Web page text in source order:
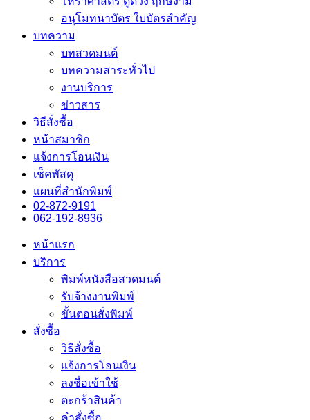
อนุโมทนาบัตร ใบบัตรสำคัญ
บทความ
บทสวดมนต์
บทความสาระทั่วไป
งานบริการ
ข่าวสาร
วิธีสั่งซื้อ
หน้าสมาชิก
แจ้งการโอนเงิน
เช็คพัสดุ
แผนที่สำนักพิมพ์
02-872-9191
062-192-8936
หน้าแรก
บริการ
พิมพ์หนังสือสวดมนต์
รับจ้างงานพิมพ์
ขั้นตอนสั่งพิมพ์
สั่งซื้อ
วิธีสั่งซื้อ
แจ้งการโอนเงิน
ลงชื่อเข้าใช้
ตะกร้าสินค้า
คำสั่งซื้อ